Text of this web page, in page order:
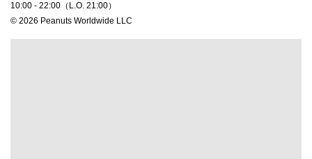
10:00 - 22:00（L.O. 21:00）
© 2026 Peanuts Worldwide LLC